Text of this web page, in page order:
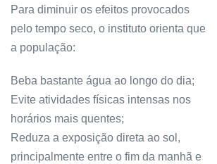
Para diminuir os efeitos provocados
pelo tempo seco, o instituto orienta que
a população:
Beba bastante água ao longo do dia;
Evite atividades físicas intensas nos
horários mais quentes;
Reduza a exposição direta ao sol,
principalmente entre o fim da manhã e